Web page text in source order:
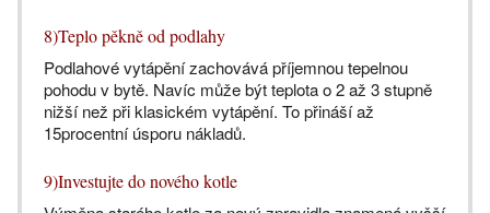
8)Teplo pěkně od podlahy
Podlahové vytápění zachovává příjemnou tepelnou
pohodu v bytě. Navíc může být teplota o 2 až 3 stupně
nižší než při klasickém vytápění. To přináší až
15procentní úsporu nákladů.
9)Investujte do nového kotle